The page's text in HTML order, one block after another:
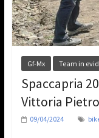
Gf-Mx Team in
Spaccapria
Vittoria
09/04/2024